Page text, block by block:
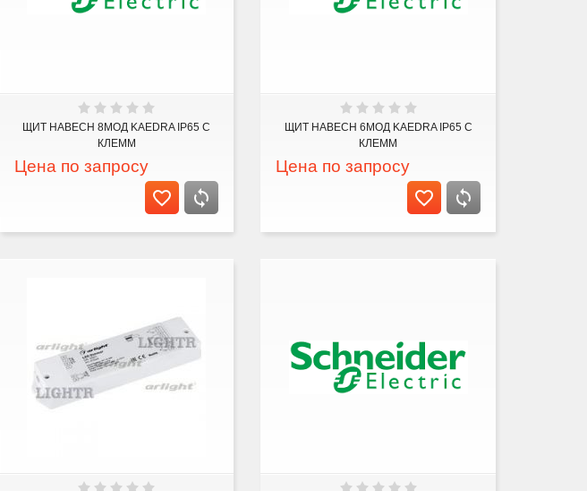
ЩИТ НАВЕСН 8МОД KAEDRA IP65 С
КЛЕММ
Цена по запросу
ЩИТ НАВЕСН 6МОД KAEDRA IP65 С
КЛЕММ
Цена по запросу